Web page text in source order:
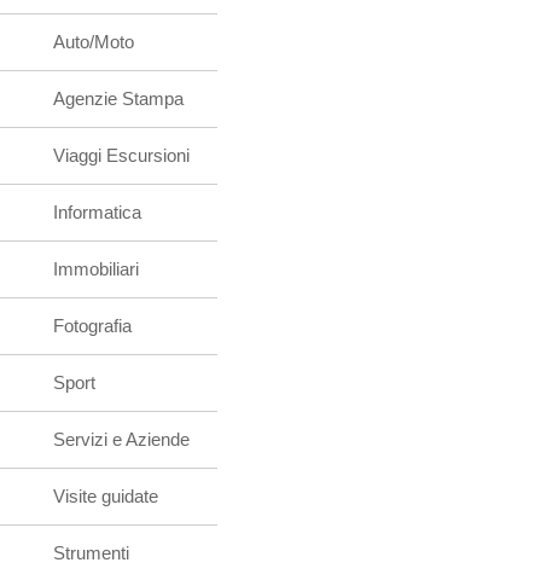
Auto/Moto
Agenzie Stampa
Viaggi Escursioni
Informatica
Immobiliari
Fotografia
Sport
Servizi e Aziende
Visite guidate
Strumenti